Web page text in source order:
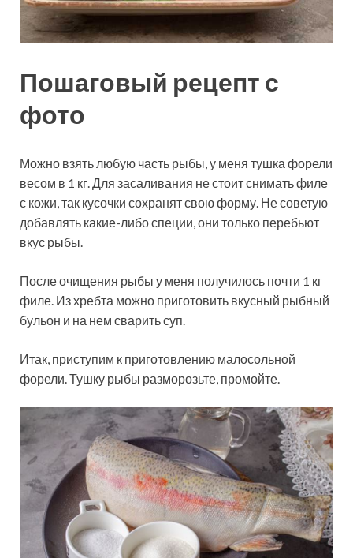
Пошаговый рецепт с
фото
Можно взять любую часть рыбы, у меня тушка форели
весом в 1 кг. Для засаливания не стоит снимать филе
с кожи, так кусочки сохранят свою форму. Не советую
добавлять какие-либо специи, они только перебьют
вкус рыбы.
После очищения рыбы у меня получилось почти 1 кг
филе. Из хребта можно приготовить вкусный рыбный
бульон и на нем сварить суп.
Итак, приступим к приготовлению малосольной
форели. Тушку рыбы разморозьте, промойте.